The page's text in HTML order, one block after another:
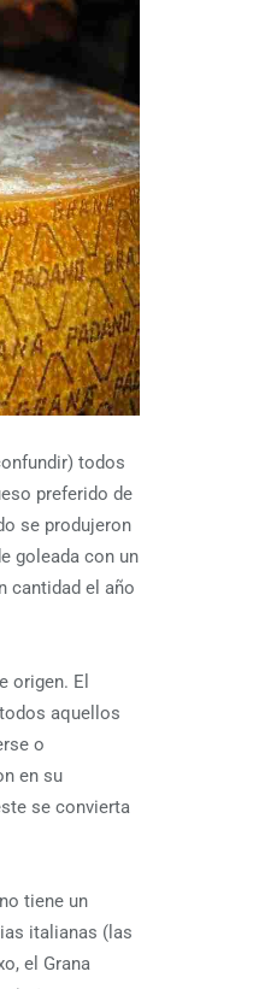
todos
preferido de
se produjeron
goleada con un
cantidad el año
origen. El
aquellos
o
en su
se convierta
tiene un
italianas (las
el Grana